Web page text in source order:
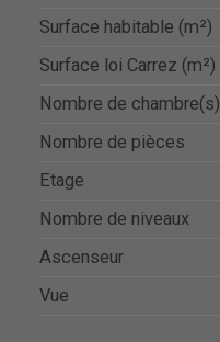
Surface habitable (m²)
Surface loi Carrez (m²)
Nombre de chambre(s)
Nombre de pièces
Etage
Nombre de niveaux
Ascenseur
Vue